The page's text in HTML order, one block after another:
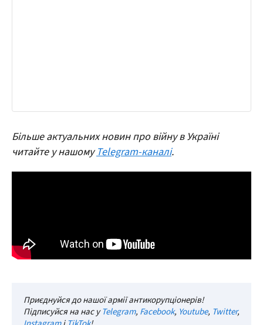
Більше актуальних новин про війну в Україні
читайте у нашомуTelegram-каналі.
Приєднуйся до нашої армії антикорупціонерів!
Підписуйся на нас уTelegram, Facebook, Youtube, Twitter,